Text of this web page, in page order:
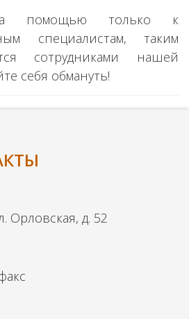
помощью только к
специалистам, таким
сотрудниками нашей
себя обмануть!
Орловская, д. 52